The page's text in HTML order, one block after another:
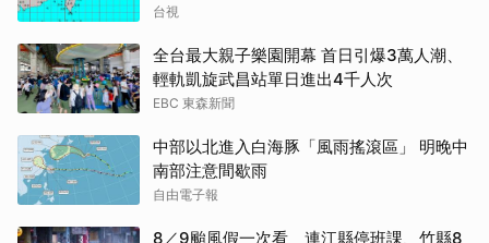
台視
全台最大親子樂園開幕 首日引爆3萬人潮、
輕軌凱旋武昌站單日進出4千人次
EBC 東森新聞
中部以北進入白海豚「風雨搖滾區」 明晚中
南部注意間歇雨
自由電子報
8／9颱風假一次看 連江縣停班課、竹縣8